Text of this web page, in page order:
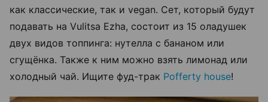
как классические, так и vegan. Сет, который будут
подавать на Vulitsa Ezha, состоит из 15 оладушек
двух видов топпинга: нутелла с бананом или
сгущёнка. Также к ним можно взять лимонад или
холодный чай. Ищите фуд-трак Pofferty house!